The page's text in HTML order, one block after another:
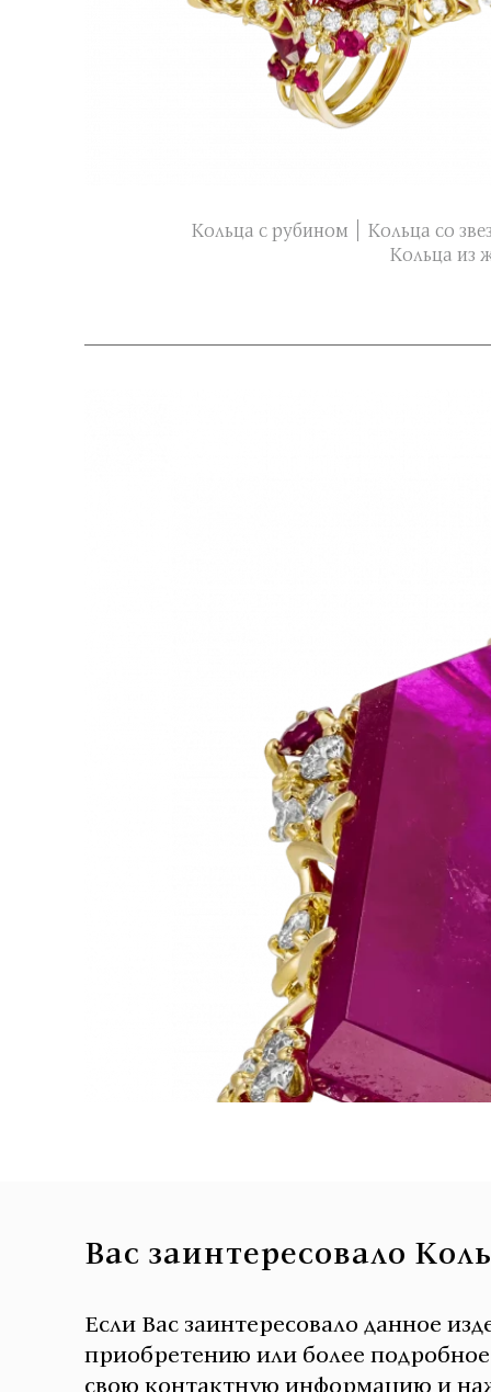
Кольца с рубином Кольца со
Кольца из
Вас заинтересовало
Если Вас заинтересовало данное
приобретению или более подробное
свою контактную информацию и